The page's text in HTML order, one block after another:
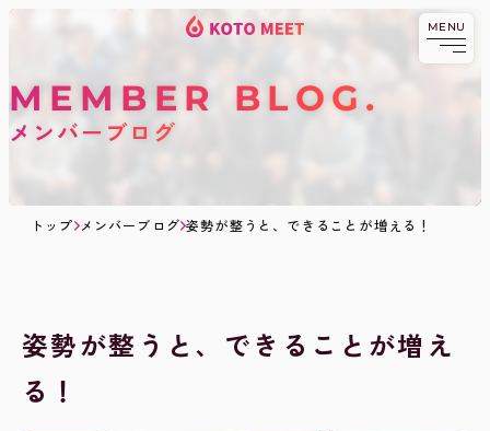
KOTOMEET
ュ
ニ
MENU
KOTOMEETコミ
ニティとは
ABOUT.
料金
ブログ
BLOG.
日程
交流会へ
MEMBER BLOG
メンバーブログ
トップ メンバーブログ 姿勢が整うと、できることが増える！
姿勢が整うと、できることが増え
る！